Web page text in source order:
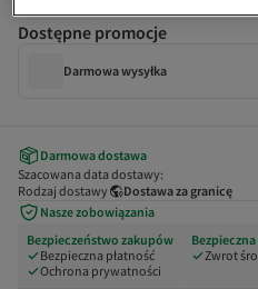
Dostępne promocje
Darmowa wysyłka
Darmowa dostawa
Szacowana data dostawy:
Rodzaj dostawy
Dostawa za granicę
Nasze zobowiązania
Bezpieczeństwo zakupów
Bezpieczna płatność
Ochrona prywatności
Zwrot